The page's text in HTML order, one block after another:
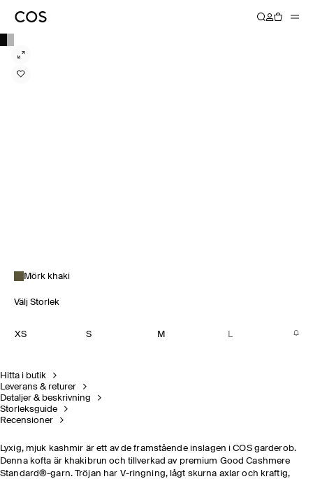
Mörk khaki
Välj Storlek
XS S M L
Hitta i butik
Leverans & returer
Detaljer & beskrivning
Storleksguide
Recensioner
Lyxig, mjuk kashmir är ett av de framstående inslagen i COS garderob.
Denna kofta är khakibrun och tillverkad av premium Good Cashmere
Standard®-garn. Tröjan har V-ringning, lågt skurna axlar och kraftig,